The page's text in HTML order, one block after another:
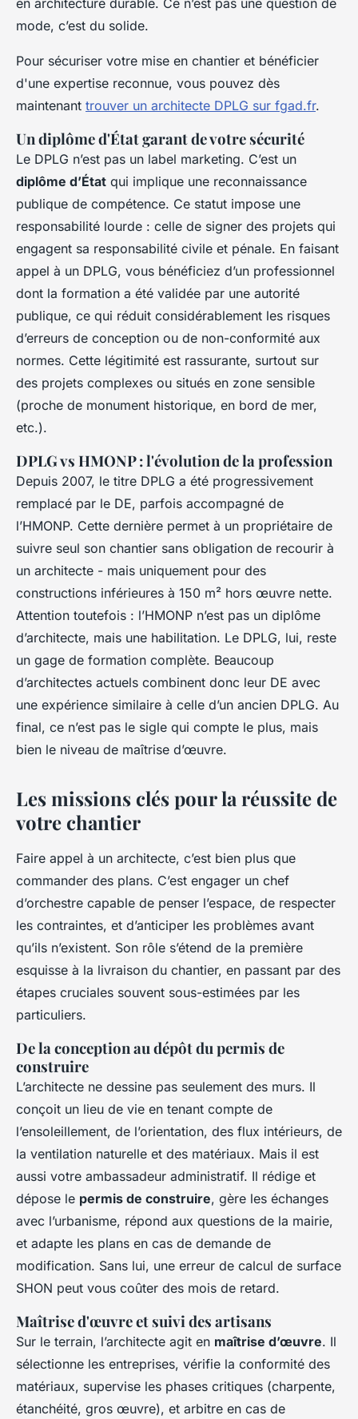
en architecture durable. Ce n’est pas une question de
mode, c’est du solide.
Pour sécuriser votre mise en chantier et bénéficier
d'une expertise reconnue, vous pouvez dès
maintenant trouver un architecte DPLG sur fgad.fr.
Un diplôme d'État garant de votre sécurité
Le DPLG n’est pas un label marketing. C’est un
diplôme d’État qui implique une reconnaissance
publique de compétence. Ce statut impose une
responsabilité lourde : celle de signer des projets qui
engagent sa responsabilité civile et pénale. En faisant
appel à un DPLG, vous bénéficiez d’un professionnel
dont la formation a été validée par une autorité
publique, ce qui réduit considérablement les risques
d’erreurs de conception ou de non-conformité aux
normes. Cette légitimité est rassurante, surtout sur
des projets complexes ou situés en zone sensible
(proche de monument historique, en bord de mer,
etc.).
DPLG vs HMONP : l'évolution de la profession
Depuis 2007, le titre DPLG a été progressivement
remplacé par le DE, parfois accompagné de
l’HMONP. Cette dernière permet à un propriétaire de
suivre seul son chantier sans obligation de recourir à
un architecte - mais uniquement pour des
constructions inférieures à 150 m² hors œuvre nette.
Attention toutefois : l’HMONP n’est pas un diplôme
d’architecte, mais une habilitation. Le DPLG, lui, reste
un gage de formation complète. Beaucoup
d’architectes actuels combinent donc leur DE avec
une expérience similaire à celle d’un ancien DPLG. Au
final, ce n’est pas le sigle qui compte le plus, mais
bien le niveau de maîtrise d’œuvre.
Les missions clés pour la réussite de
votre chantier
Faire appel à un architecte, c’est bien plus que
commander des plans. C’est engager un chef
d’orchestre capable de penser l’espace, de respecter
les contraintes, et d’anticiper les problèmes avant
qu’ils n’existent. Son rôle s’étend de la première
esquisse à la livraison du chantier, en passant par des
étapes cruciales souvent sous-estimées par les
particuliers.
De la conception au dépôt du permis de
construire
L’architecte ne dessine pas seulement des murs. Il
conçoit un lieu de vie en tenant compte de
l’ensoleillement, de l’orientation, des flux intérieurs, de
la ventilation naturelle et des matériaux. Mais il est
aussi votre ambassadeur administratif. Il rédige et
dépose le permis de construire, gère les échanges
avec l’urbanisme, répond aux questions de la mairie,
et adapte les plans en cas de demande de
modification. Sans lui, une erreur de calcul de surface
SHON peut vous coûter des mois de retard.
Maîtrise d'œuvre et suivi des artisans
Sur le terrain, l’architecte agit en maîtrise d’œuvre. Il
sélectionne les entreprises, vérifie la conformité des
matériaux, supervise les phases critiques (charpente,
étanchéité, gros œuvre), et arbitre en cas de